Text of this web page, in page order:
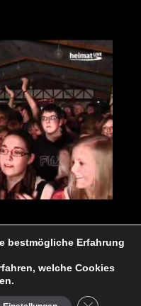
e.V.
IT (Webhosting)!
bestmögliche Erfahrung
welche Cookies